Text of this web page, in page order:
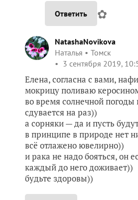
Ответить ✿
NatashaNovikova
Наталья
Томск
3 сентября 2019,
Елена, согласна с вами,
мокрицу поливаю
во время солнечной погоды
сдувается на раз))
а сорняки — да и пусть
в принципе в природе нет
всё отлажено ювелирно))
и рака не надо бояться, он
каждый до него доживает))
будьте здоровы))